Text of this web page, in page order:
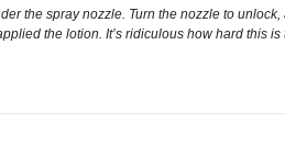
the spray nozzle. Turn the nozzle to
the lotion. It’s ridiculous how hard this